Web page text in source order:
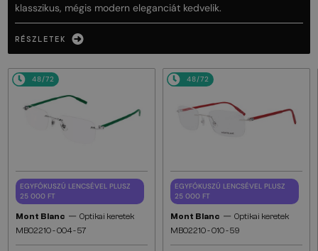
klasszikus, mégis modern eleganciát kedvelik.
RÉSZLETEK
48/72
EGYFÓKUSZÚ LENCSÉVEL PLUSZ
25 000 FT
Mont Blanc — Optikai keretek
MB0221O - 004 - 57
48/72
EGYFÓKUSZÚ LENCSÉVEL PLUSZ
25 000 FT
Mont Blanc — Optikai keretek
MB0221O - 010 - 59